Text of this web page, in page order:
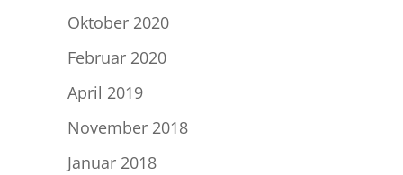
Oktober 2020
Februar 2020
April 2019
November 2018
Januar 2018